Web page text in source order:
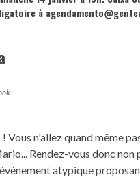
à
Vous n'allez quand même
Rendez-vous donc
atypique